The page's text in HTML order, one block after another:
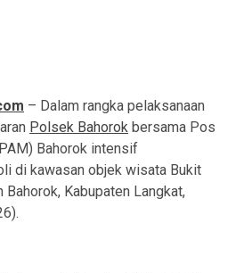
– Dalam rangka pelaksanaan
Polsek Bahorok bersama Pos
Bahorok intensif
di kawasan objek wisata Bukit
Bahorok, Kabupaten Langkat,